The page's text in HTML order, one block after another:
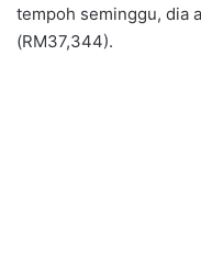
tempoh seminggu, dia
(RM37,344).